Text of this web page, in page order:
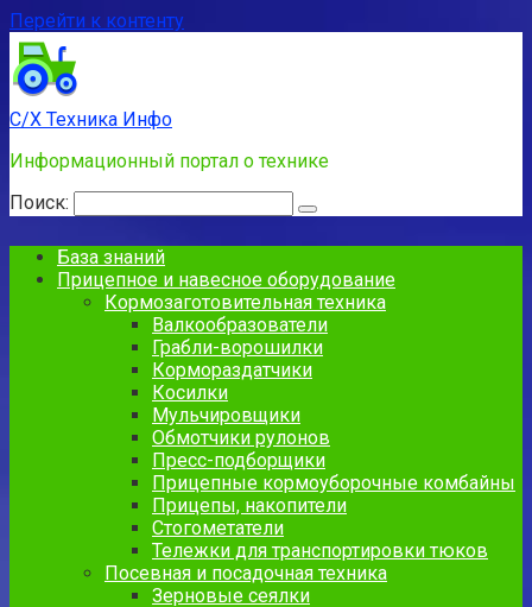
Перейти к контенту
С/Х Техника Инфо
Информационный портал о технике
Поиск:
База знаний
Прицепное и навесное оборудование
Кормозаготовительная техника
Валкообразователи
Грабли-ворошилки
Кормораздатчики
Косилки
Мульчировщики
Обмотчики рулонов
Пресс-подборщики
Прицепные кормоуборочные комбайны
Прицепы, накопители
Стогометатели
Тележки для транспортировки тюков
Посевная и посадочная техника
Зерновые сеялки